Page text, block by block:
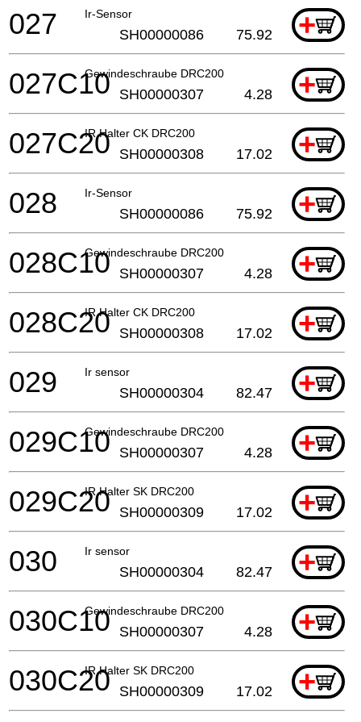
Ir-Sensor +
027 SH00000086 75.92
Gewindeschraube DRC200 +
027C10 SH00000307 4.28
IR Halter CK DRC200 +
027C20 SH00000308 17.02
Ir-Sensor +
028 SH00000086 75.92
Gewindeschraube DRC200 +
028C10 SH00000307 4.28
IR Halter CK DRC200 +
028C20 SH00000308 17.02
Ir sensor +
029 SH00000304 82.47
Gewindeschraube DRC200 +
029C10 SH00000307 4.28
IR Halter SK DRC200 +
029C20 SH00000309 17.02
Ir sensor +
030 SH00000304 82.47
Gewindeschraube DRC200 +
030C10 SH00000307 4.28
IR Halter SK DRC200 +
030C20 SH00000309 17.02